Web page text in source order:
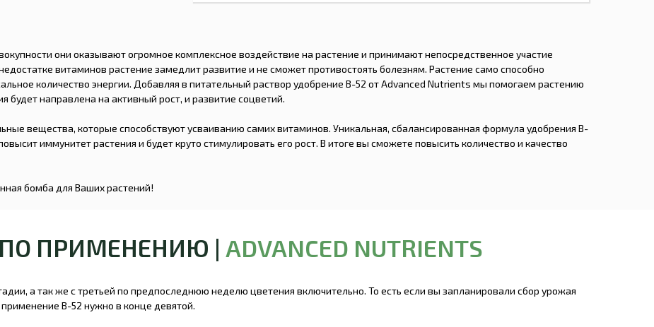
они оказывают огромное комплексное воздействие на растение и принимают непосредственное участие
витаминов растение замедлит развитие и не сможет противостоять болезням. Растение само способно
количество энергии. Добавляя в питательный раствор удобрение B-52 от Advanced Nutrients мы помогаем растению
будет направлена на активный рост, и развитие соцветий.
вещества, которые способствуют усваиванию самих витаминов. Уникальная, сбалансированная формула удобрения B-
иммунитет растения и будет круто стимулировать его рост. В итоге вы сможете повысить количество и качество
бомба для Ваших растений!
ПО ПРИМЕНЕНИЮ | ADVANCED NUTRIENTS
а так же с третьей по предпоследнюю неделю цветения включительно. То есть если вы запланировали сбор урожая
B-52 нужно в конце девятой.